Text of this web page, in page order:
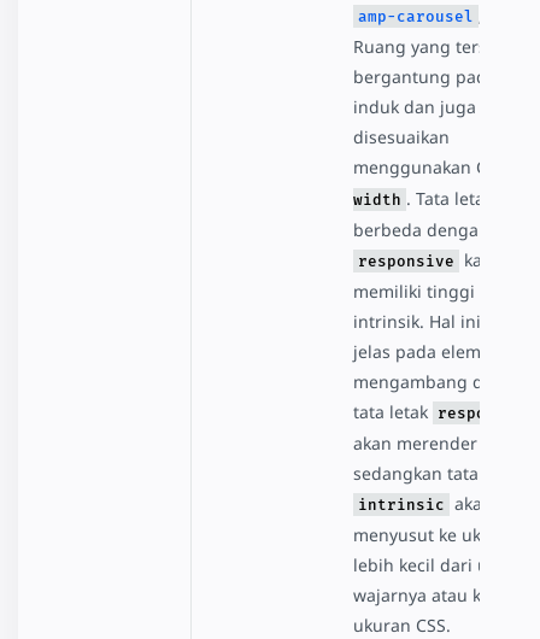
amp-carousel
Ruang yang tersedia
bergantung pada
induk dan juga dapat
disesuaikan
menggunakan CSS
width . Tata letak ini
berbeda dengan
responsive
karena
memiliki tinggi dan
intrinsik. Hal ini
jelas pada elemen
mengambang di mana
tata letak responsive
akan merender 0x0,
sedangkan tata letak
intrinsic akan
menyusut ke ukuran
lebih kecil dari ukuran
wajarnya atau ke batas
ukuran CSS.